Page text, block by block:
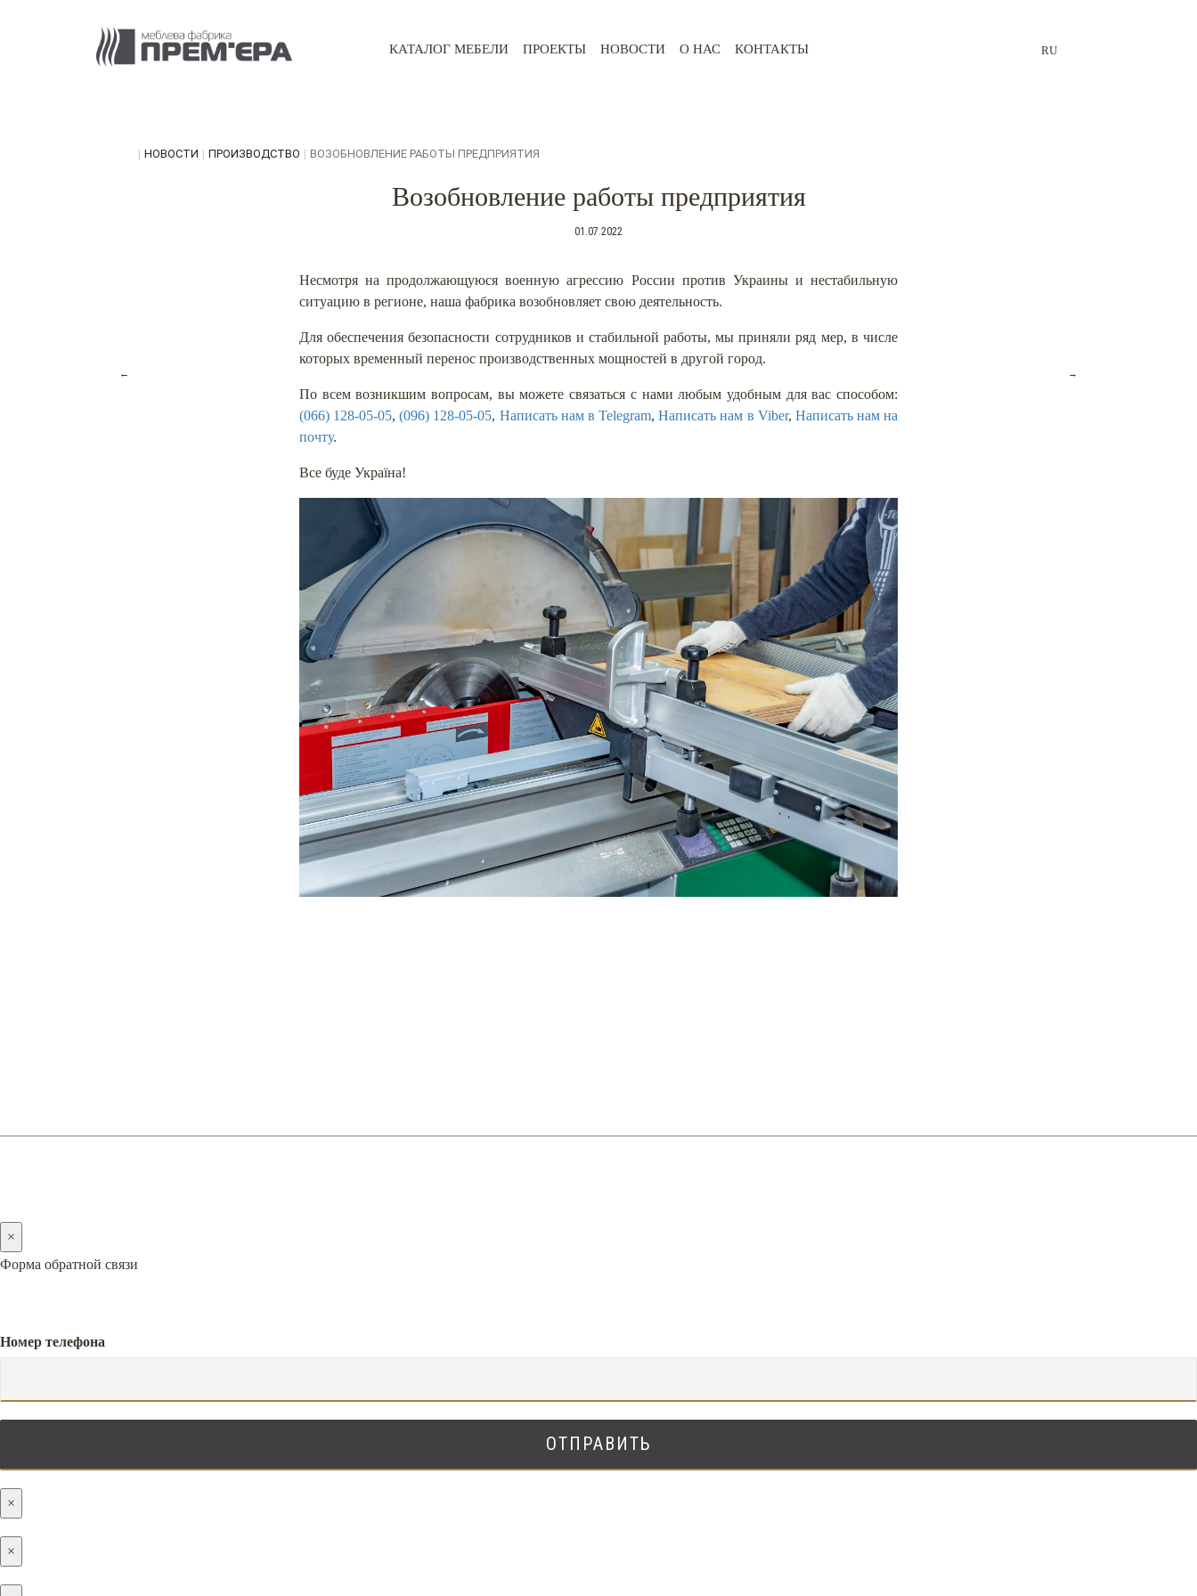
КАТАЛОГ МЕБЕЛИ ПРОЕКТЫ НОВОСТИ О НАС КОНТАКТЫ RU
| НОВОСТИ | ПРОИЗВОДСТВО | ВОЗОБНОВЛЕНИЕ РАБОТЫ ПРЕДПРИЯТИЯ
Возобновление работы предприятия
01.07.2022
Несмотря на продолжающуюся военную агрессию России против Украины и нестабильную
ситуацию в регионе, наша фабрика возобновляет свою деятельность.
Для обеспечения безопасности сотрудников и стабильной работы, мы приняли ряд мер, в числе
которых временный перенос производственных мощностей в другой город.
По всем возникшим вопросам, вы можете связаться с нами любым удобным для вас способом:
(066) 128-05-05,(096) 128-05-05, Написать нам в Telegram,Написать нам в Viber, Написать нам на
почту.
Все буде Україна!
← →
×
Форма обратной связи
Номер телефона
×
×